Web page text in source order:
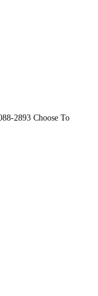
2893 Choose To